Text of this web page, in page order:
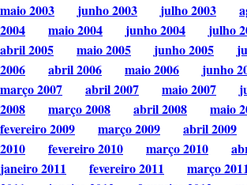
maio 2003 junho 2003 julho 2003
2004
maio 2004 junho 2004 julho
abril 2005
maio 2005 junho 2005
2006
abril 2006 maio 2006 junho
março 2007
abril 2007 maio 2007
2008
março 2008 abril 2008 maio
fevereiro 2009
março 2009 abril 2009
2010
fevereiro 2010 março 2010
janeiro 2011
fevereiro 2011 março